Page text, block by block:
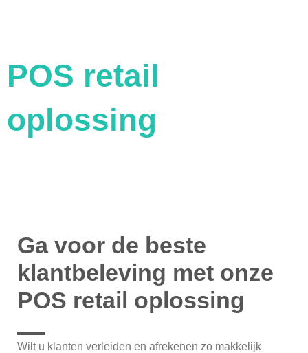
POS retail
oplossing
Ga voor de beste
klantbeleving met onze
POS retail oplossing
Wilt u klanten verleiden en afrekenen zo makkelijk